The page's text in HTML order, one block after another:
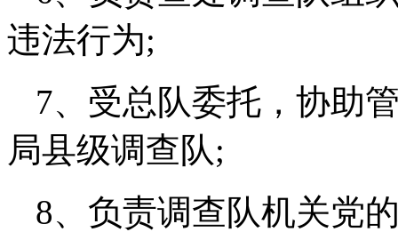
违法行为;
7、受总队委托，协助
局县级调查队;
8、负责调查队机关党